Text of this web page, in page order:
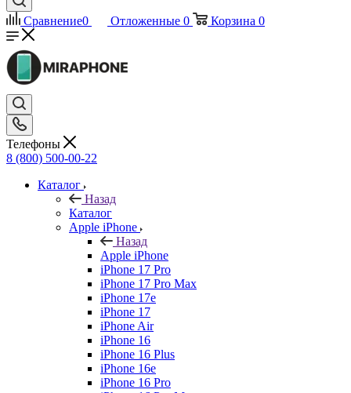
Сравнение0 Отложенные 0 Корзина 0
Телефоны
8 (800) 500-00-22
Каталог
Назад
Каталог
Apple iPhone
Назад
Apple iPhone
iPhone 17 Pro
iPhone 17 Pro Max
iPhone 17e
iPhone 17
iPhone Air
iPhone 16
iPhone 16 Plus
iPhone 16e
iPhone 16 Pro